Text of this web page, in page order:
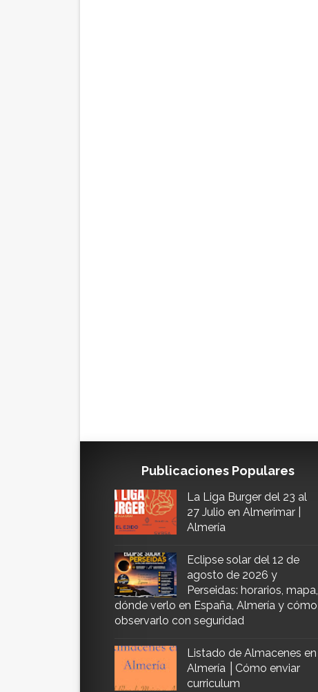
Publicaciones Populares
La Liga Burger del 23 al
27 Julio en Almerimar |
Almería
Eclipse solar del 12 de
agosto de 2026 y
Perseidas: horarios, mapa,
dónde verlo en España, Almería y cómo
observarlo con seguridad
Listado de Almacenes en
Almería │Cómo enviar
curriculum